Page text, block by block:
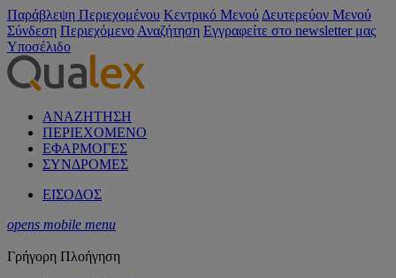
Παράβλεψη Περιεχομένου Κεντρικό Μενού Δευτερεύον Μενού
Σύνδεση Περιεχόμενο Αναζήτηση Εγγραφείτε στο newsletter μας
Υποσέλιδο
ΑΝΑΖΗΤΗΣΗ
ΠΕΡΙΕΧΟΜΕΝΟ
ΕΦΑΡΜΟΓΕΣ
ΣΥΝΔΡΟΜΕΣ
ΕΙΣΟΔΟΣ
opens mobile menu
Γρήγορη Πλοήγηση